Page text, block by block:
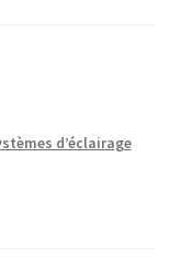
d’éclairage